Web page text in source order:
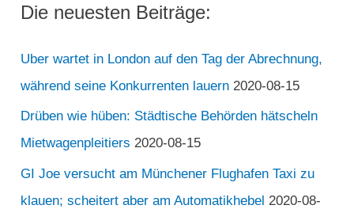
Die neuesten Beiträge:
Uber wartet in London auf den Tag der Abrechnung,
während seine Konkurrenten lauern 2020-08-15
Drüben wie hüben: Städtische Behörden hätscheln
Mietwagenpleitiers 2020-08-15
GI Joe versucht am Münchener Flughafen Taxi zu
klauen; scheitert aber am Automatikhebel 2020-08-